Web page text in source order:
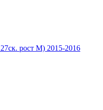
рост M) 2015-2016